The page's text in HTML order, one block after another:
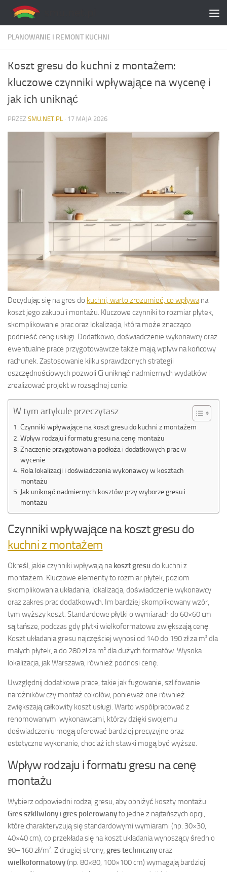
Skip to content
PLANOWANIE I REMONT KUCHNI
Koszt gresu do kuchni z montażem:
kluczowe czynniki wpływające na wycenę i
jak ich uniknąć
PRZEZ SMU.NET.PL · 17 MAJA 2026
Decydując się na gres do kuchni, warto zrozumieć, co wpływa na
koszt jego zakupu i montażu. Kluczowe czynniki to rozmiar płytek,
skomplikowanie prac oraz lokalizacja, która może znacząco
podnieść cenę usługi. Dodatkowo, doświadczenie wykonawcy oraz
ewentualne prace przygotowawcze także mają wpływ na końcowy
rachunek. Zastosowanie kilku sprawdzonych strategii
oszczędnościowych pozwoli Ci uniknąć nadmiernych wydatków i
zrealizować projekt w rozsądnej cenie.
W tym artykule przeczytasz
Czynniki wpływające na koszt gresu do kuchni z montażem
Wpływ rodzaju i formatu gresu na cenę montażu
Znaczenie przygotowania podłoża i dodatkowych prac w
wycenie
Rola lokalizacji i doświadczenia wykonawcy w kosztach
montażu
Jak uniknąć nadmiernych kosztów przy wyborze gresu i
montażu
Czynniki wpływające na koszt gresu do
kuchni z montażem
Określ, jakie czynniki wpływają na koszt gresudo kuchni z
montażem. Kluczowe elementy to rozmiar płytek, poziom
skomplikowania układania, lokalizacja, doświadczenie wykonawcy
oraz zakres prac dodatkowych. Im bardziej skomplikowany wzór,
tym wyższy koszt. Standardowe płytki o wymiarach do 60×60 cm
są tańsze, podczas gdy płytki wielkoformatowe zwiększają cenę.
Koszt układania gresu najczęściej wynosi od 140 do 190 zł za m² dla
małych płytek, a do 280 zł za m² dla dużych formatów. Wysoka
lokalizacja, jak Warszawa, również podnosi cenę.
Uwzględnij dodatkowe prace, takie jak fugowanie, szlifowanie
narożników czy montaż cokołów, ponieważ one również
zwiększają całkowity koszt usługi. Warto współpracować z
renomowanymi wykonawcami, którzy dzięki swojemu
doświadczeniu mogą oferować bardziej precyzyjne oraz
estetyczne wykonanie, chociaż ich stawki mogą być wyższe.
Wpływ rodzaju i formatu gresu na cenę
montażu
Wybierz odpowiedni rodzaj gresu, aby obniżyć koszty montażu.
Gres szkliwiony i gres polerowanyto jedne z najtańszych opcji,
które charakteryzują się standardowymi wymiarami (np. 30×30,
40×40 cm), co przekłada się na koszt układania wynoszący średnio
90–160 zł/m². Z drugiej strony, gres technicznyoraz
wielkoformatowy(np. 80×80, 100×100 cm) wymagają bardziej